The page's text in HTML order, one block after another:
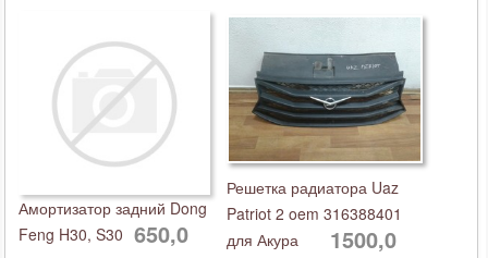
Амортизатор задний Dong
Feng H30, S30 650,0
Решетка радиатора Uaz
Patriot 2 oem 316388401
для Акура
1500,0